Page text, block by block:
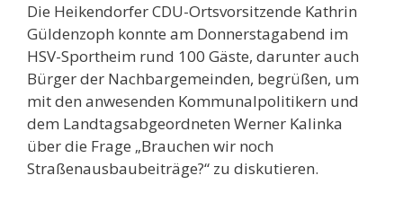
Die Heikendorfer CDU-Ortsvorsitzende Kathrin
Güldenzoph konnte am Donnerstagabend im
HSV-Sportheim rund 100 Gäste, darunter auch
Bürger der Nachbargemeinden, begrüßen, um
mit den anwesenden Kommunalpolitikern und
dem Landtagsabgeordneten Werner Kalinka
über die Frage „Brauchen wir noch
Straßenausbaubeiträge?“ zu diskutieren.